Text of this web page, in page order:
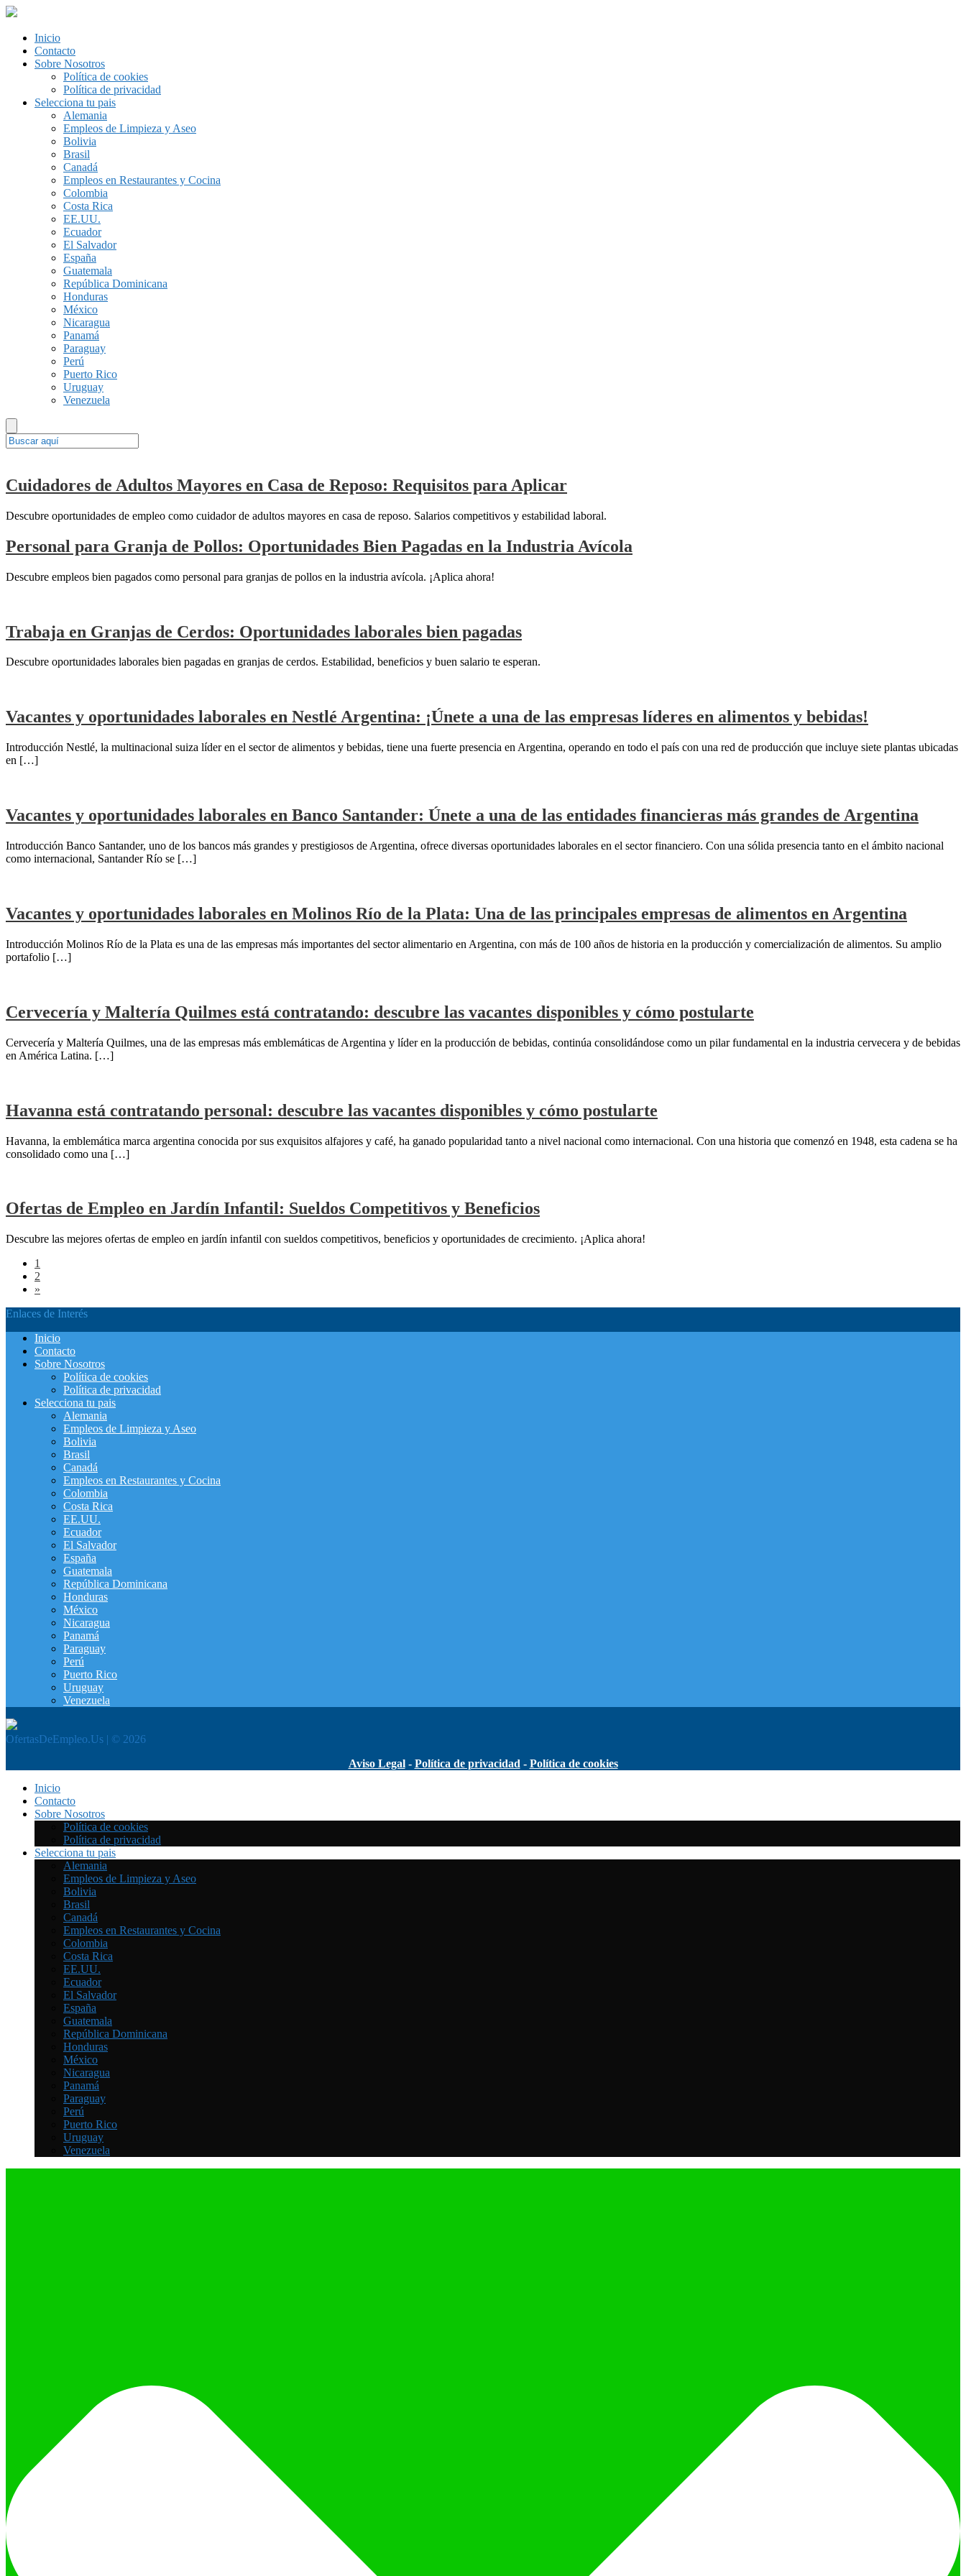
Inicio
Contacto
Sobre Nosotros
Política de cookies
Política de privacidad
Selecciona tu pais
Alemania
Empleos de Limpieza y Aseo
Bolivia
Brasil
Canadá
Empleos en Restaurantes y Cocina
Colombia
Costa Rica
EE.UU.
Ecuador
El Salvador
España
Guatemala
República Dominicana
Honduras
México
Nicaragua
Panamá
Paraguay
Perú
Puerto Rico
Uruguay
Venezuela
Cuidadores de Adultos Mayores en Casa de Reposo: Requisitos para Aplicar
Descubre oportunidades de empleo como cuidador de adultos mayores en casa de reposo. Salarios competitivos y estabilidad laboral.
Personal para Granja de Pollos: Oportunidades Bien Pagadas en la Industria Avícola
Descubre empleos bien pagados como personal para granjas de pollos en la industria avícola. ¡Aplica ahora!
Trabaja en Granjas de Cerdos: Oportunidades laborales bien pagadas
Descubre oportunidades laborales bien pagadas en granjas de cerdos. Estabilidad, beneficios y buen salario te esperan.
Vacantes y oportunidades laborales en Nestlé Argentina: ¡Únete a una de las empresas líderes en alimentos y bebidas!
Introducción Nestlé, la multinacional suiza líder en el sector de alimentos y bebidas, tiene una fuerte presencia en Argentina, operando en todo el país con una red de producción que incluye siete plantas ubicadas
en […]
Vacantes y oportunidades laborales en Banco Santander: Únete a una de las entidades financieras más grandes de Argentina
Introducción Banco Santander, uno de los bancos más grandes y prestigiosos de Argentina, ofrece diversas oportunidades laborales en el sector financiero. Con una sólida presencia tanto en el ámbito nacional
como internacional, Santander Río se […]
Vacantes y oportunidades laborales en Molinos Río de la Plata: Una de las principales empresas de alimentos en Argentina
Introducción Molinos Río de la Plata es una de las empresas más importantes del sector alimentario en Argentina, con más de 100 años de historia en la producción y comercialización de alimentos. Su amplio
portafolio […]
Cervecería y Maltería Quilmes está contratando: descubre las vacantes disponibles y cómo postularte
Cervecería y Maltería Quilmes, una de las empresas más emblemáticas de Argentina y líder en la producción de bebidas, continúa consolidándose como un pilar fundamental en la industria cervecera y de bebidas
en América Latina. […]
Havanna está contratando personal: descubre las vacantes disponibles y cómo postularte
Havanna, la emblemática marca argentina conocida por sus exquisitos alfajores y café, ha ganado popularidad tanto a nivel nacional como internacional. Con una historia que comenzó en 1948, esta cadena se ha
consolidado como una […]
Ofertas de Empleo en Jardín Infantil: Sueldos Competitivos y Beneficios
Descubre las mejores ofertas de empleo en jardín infantil con sueldos competitivos, beneficios y oportunidades de crecimiento. ¡Aplica ahora!
1
2
»
Enlaces de Interés
Inicio
Contacto
Sobre Nosotros
Política de cookies
Política de privacidad
Selecciona tu pais
Alemania
Empleos de Limpieza y Aseo
Bolivia
Brasil
Canadá
Empleos en Restaurantes y Cocina
Colombia
Costa Rica
EE.UU.
Ecuador
El Salvador
España
Guatemala
República Dominicana
Honduras
México
Nicaragua
Panamá
Paraguay
Perú
Puerto Rico
Uruguay
Venezuela
OfertasDeEmpleo.Us | © 2026
Aviso Legal- Política de privacidad - Política de cookies
Inicio
Contacto
Sobre Nosotros
Política de cookies
Política de privacidad
Selecciona tu pais
Alemania
Empleos de Limpieza y Aseo
Bolivia
Brasil
Canadá
Empleos en Restaurantes y Cocina
Colombia
Costa Rica
EE.UU.
Ecuador
El Salvador
España
Guatemala
República Dominicana
Honduras
México
Nicaragua
Panamá
Paraguay
Perú
Puerto Rico
Uruguay
Venezuela